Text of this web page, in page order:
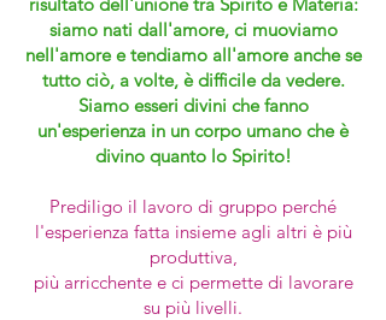
siamo nati dall'amore, ci muoviamo
nell'amore e tendiamo all'amore anche se
tutto ciò, a volte, è difficile da vedere.
Siamo esseri divini che fanno
un'esperienza in un corpo umano che è
divino quanto lo Spirito!
Prediligo il lavoro di gruppo perché
l'esperienza fatta insieme agli altri è più
produttiva,
più arricchente e ci permette di lavorare
su più livelli.